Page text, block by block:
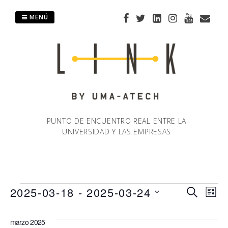
PUNTO DE ENCUENTRO REAL ENTRE LA
UNIVERSIDAD Y LAS EMPRESAS
MENÚ
Eventos
de
BUSCAR
de
2025-03-18 - 2025-03-24
la
marzo 2025